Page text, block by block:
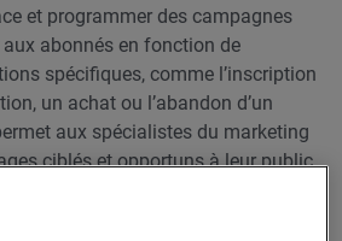
et programmer des campagnes
aux abonnés en fonction de
spécifiques, comme l’inscription
un achat ou l’abandon d’un
aux spécialistes du marketing
ciblés et opportuns à leur public
précieux et de s’assurer